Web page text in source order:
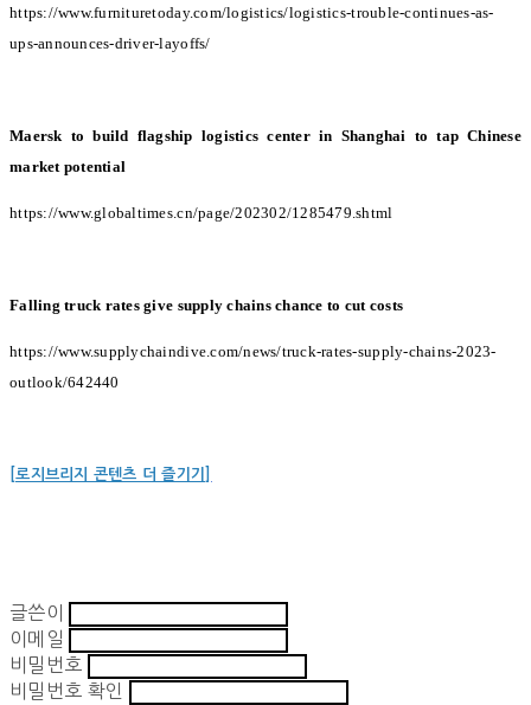
https://www.furnituretoday.com/logistics/logistics-trouble-continues-as-
ups-announces-driver-layoffs/
Maersk to build flagship logistics center in Shanghai to tap Chinese
market potential
https://www.globaltimes.cn/page/202302/1285479.shtml
Falling truck rates give supply chains chance to cut costs
https://www.supplychaindive.com/news/truck-rates-supply-chains-2023-
outlook/642440
[로지브리지 콘텐츠 더 즐기기]
글쓴이
이메일
비밀번호
비밀번호 확인